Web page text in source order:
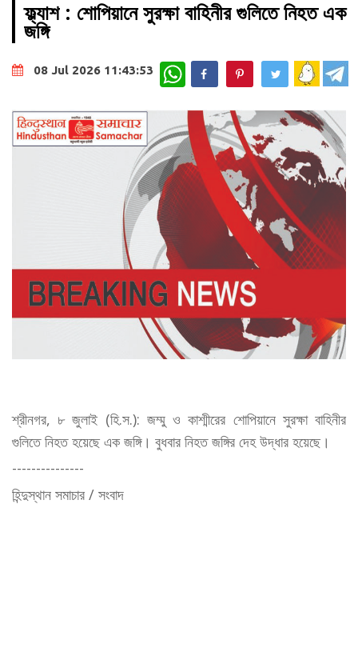
ফ্ল্যাশ : শোপিয়ানে সুরক্ষা বাহিনীর গুলিতে নিহত এক
জঙ্গি
08 Jul 2026 11:43:53 WhatsApp
শ্রীনগর, ৮ জুলাই (হি.স.): জম্মু ও কাশ্মীরের শোপিয়ানে সুরক্ষা বাহিনীর
গুলিতে নিহত হয়েছে এক জঙ্গি। বুধবার নিহত জঙ্গির দেহ উদ্ধার হয়েছে।
---------------
হিন্দুস্থান সমাচার / সংবাদ